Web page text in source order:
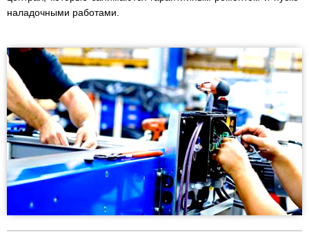
наладочными работами.